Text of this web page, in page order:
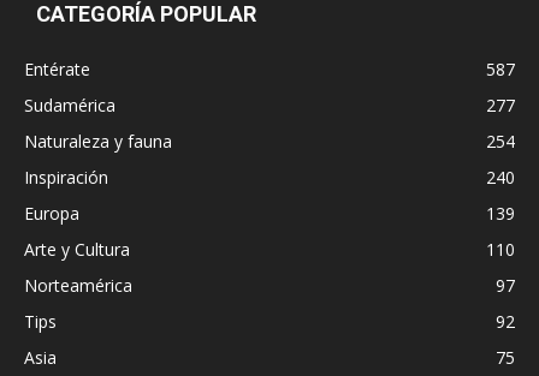
CATEGORÍA POPULAR
Entérate
587
Sudamérica
277
Naturaleza y fauna
254
Inspiración
240
Europa
139
Arte y Cultura
110
Norteamérica
97
Tips
92
Asia
75